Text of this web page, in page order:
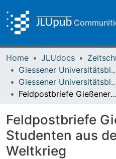
Home JLUdocs
Giessener
Giessener
Feldpostbriefe Gießener Studenten aus dem Ersten Weltkrieg
Feldpostbriefe
Studenten aus
Weltkrieg